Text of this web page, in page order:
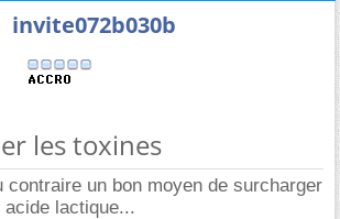
invite072b030b
les toxines
contraire un bon moyen de surcharger
lactique...